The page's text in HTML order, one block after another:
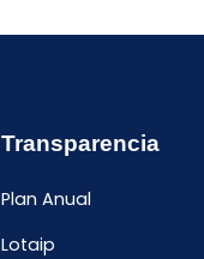
Transparencia
Plan Anual
Lotaip